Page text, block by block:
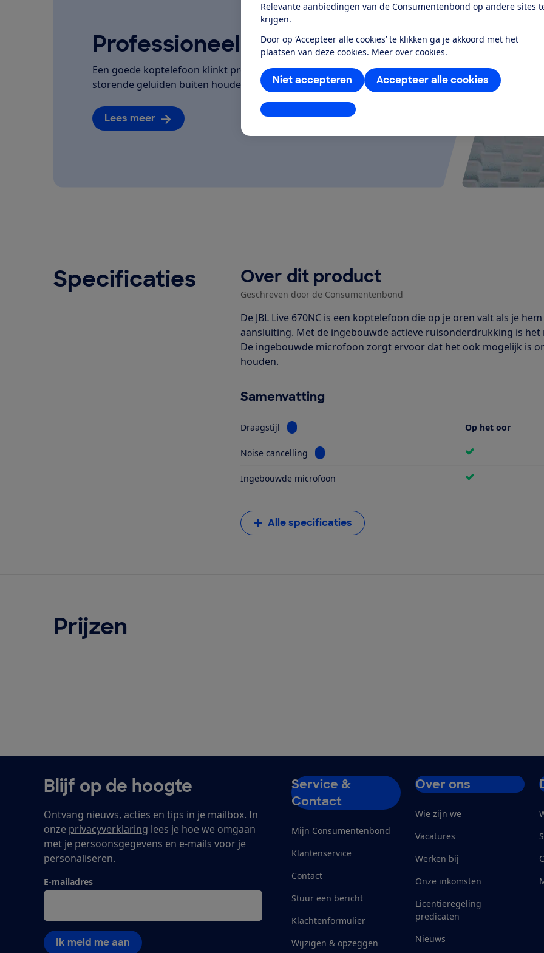
Relevante aanbiedingen van de Consumentenbond op andere sites
krijgen.
Door op ‘Accepteer alle cookies’ te klikken ga je akkoord met het
plaatsen van deze cookies. Meer over cookies.
Accepteer alle cookies
Niet accepteren
Instellingen aanpassen
Professioneel getest
Een goede koptelefoon klinkt prettig, zit lekker en noise cancelling kan
storende geluiden buiten houden. Dat testen we in stilte...
Lees meer
Specificaties Over dit product
Geschreven door de Consumentenbond
De JBL Live 670NC is een koptelefoon die op je oren valt als je
aansluiting. Met de ingebouwde actieve ruisonderdrukking is
De ingebouwde microfoon zorgt ervoor dat het ook mogelijk is
houden.
Samenvatting
Draagstijl Bekijk informatie voor Draagstijl Op het oor
Noise cancelling Bekijk informatie voor Noise cancelling
Ingebouwde microfoon
Alle specificaties
Prijzen
Blijf op de hoogte
Ontvang nieuws, acties en tips in je mailbox. In
onze privacyverklaring lees je hoe we omgaan
met je persoonsgegevens en e-mails voor je
personaliseren.
E-mailadres
Ik meld me aan
Service &
Contact
Mijn Consumentenbond
Klantenservice
Contact
Stuur een bericht
Klachtenformulier
Wijzigen & opzeggen
Over ons
Wie zijn we
Vacatures
Werken bij
Onze inkomsten
Licentieregeling
predicaten
Nieuws